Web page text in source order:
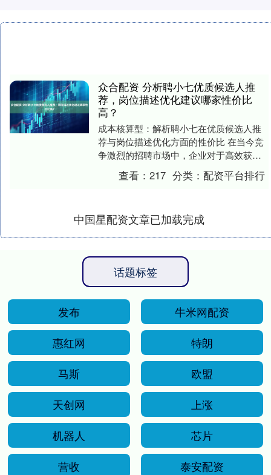
众合配资 分析聘小七优质候选人推
荐，岗位描述优化建议哪家性价比
高？
成本核算型：解析聘小七在优质候选人推
荐与岗位描述优化方面的性价比 在当今竞
争激烈的招聘市场中，企业对于高效获取
优质候选人以及精准的岗位描述有着迫切
需求。聘小七作....
查看：217 分类：配资平台排行
中国星配资文章已加载完成
话题标签
发布
牛米网配资
惠红网
特朗
马斯
欧盟
天创网
上涨
机器人
芯片
营收
泰安配资